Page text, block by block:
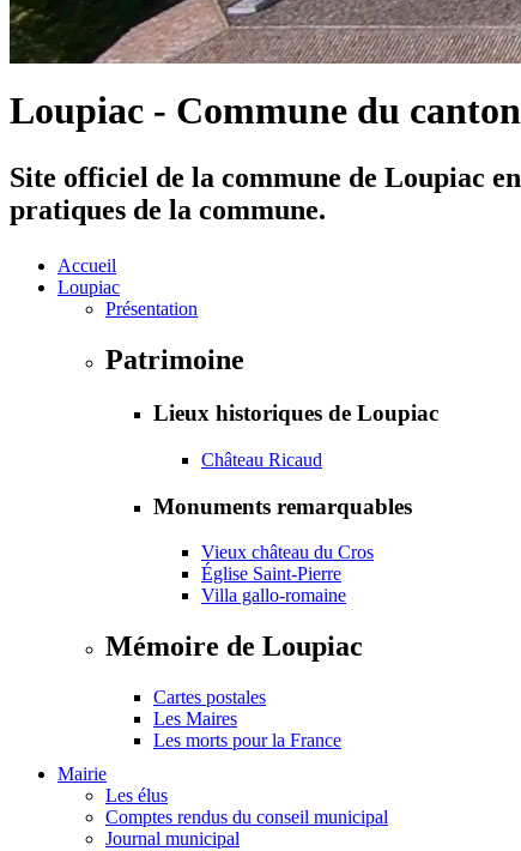
Loupiac - Commune du
Site officiel de la commune de Loupiac
pratiques de la commune.
Accueil
Loupiac
Présentation
Patrimoine
Lieux historiques de Loupiac
Château Ricaud
Monuments remarquables
Vieux château du Cros
Église Saint-Pierre
Villa gallo-romaine
Mémoire de Loupiac
Cartes postales
Les Maires
Les morts pour la France
Mairie
Les élus
Comptes rendus du conseil municipal
Journal municipal